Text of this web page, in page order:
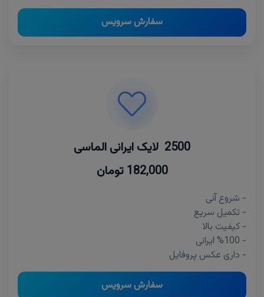
سفارش سرویس
2500 لایک ایرانی الماسی
182,000 تومان
- شروع آنی
- تکمیل سریع
- کیفیت بالا
- %100 ایرانی
- داری عکس پروفایل
سفارش سرویس